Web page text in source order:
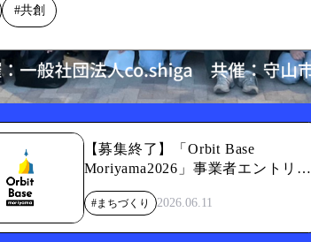
#共創
【募集終了】「Orbit Base
Moriyama2026」事業者エントリー
開始のお知らせ
#まちづくり 2026.06.11